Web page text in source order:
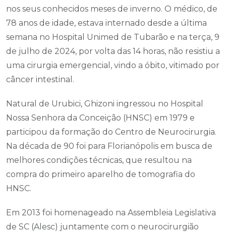
nos seus conhecidos meses de inverno. O médico, de
78 anos de idade, estava internado desde a última
semana no Hospital Unimed de Tubarão e na terça, 9
de julho de 2024, por volta das 14 horas, não resistiu a
uma cirurgia emergencial, vindo a óbito, vitimado por
câncer intestinal.
Natural de Urubici, Ghizoni ingressou no Hospital
Nossa Senhora da Conceição (HNSC) em 1979 e
participou da formação do Centro de Neurocirurgia.
Na década de 90 foi para Florianópolis em busca de
melhores condições técnicas, que resultou na
compra do primeiro aparelho de tomografia do
HNSC.
Em 2013 foi homenageado na Assembleia Legislativa
de SC (Alesc) juntamente com o neurocirurgião